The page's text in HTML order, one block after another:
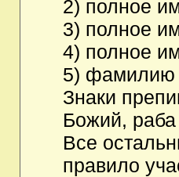
2) полное
3) полное
4) полное
5) фамилию
Знаки
Божий,
Все
правило